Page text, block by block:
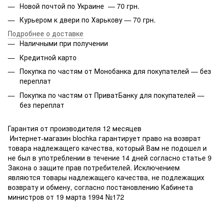
Новой почтой по Украине — 70 грн.
Курьером к двери по Харькову — 70 грн.
Подробнее о доставке
Наличными при получении
Кредитной карто
Покупка по частям от Монобанка для покупателей — без
переплат
Покупка по частям от ПриватБанку для покупателей —
без переплат
Гарантия от производителя 12 месяцев
Интернет-магазин blochka гарантирует право на возврат
товара надлежащего качества, который Вам не подошел и
не был в употреблении в течение 14 дней согласно статье 9
Закона о защите прав потребителей. Исключением
являются товары надлежащего качества, не подлежащих
возврату и обмену, согласно постановлению Кабинета
министров от 19 марта 1994 №172